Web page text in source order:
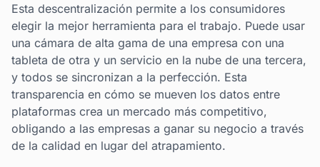
Esta descentralización permite a los consumidores
elegir la mejor herramienta para el trabajo. Puede usar
una cámara de alta gama de una empresa con una
tableta de otra y un servicio en la nube de una tercera,
y todos se sincronizan a la perfección. Esta
transparencia en cómo se mueven los datos entre
plataformas crea un mercado más competitivo,
obligando a las empresas a ganar su negocio a través
de la calidad en lugar del atrapamiento.